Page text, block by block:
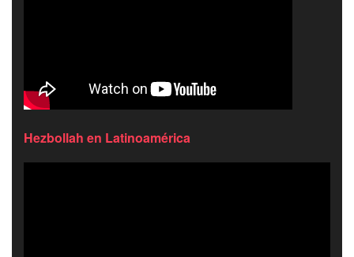
Hezbollah en Latinoamérica